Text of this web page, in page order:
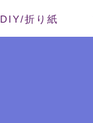
DIY/折り紙